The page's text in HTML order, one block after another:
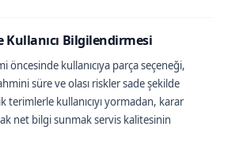
Kullanıcı Bilgilendirmesi
öncesinde kullanıcıya parça seçeneği,
süre ve olası riskler sade şekilde
terimlerle kullanıcıyı yormadan, karar
net bilgi sunmak servis kalitesinin